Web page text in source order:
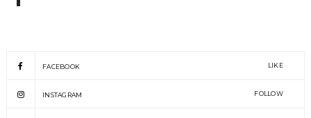
FACEBOOK LIKE
INSTAGRAM FOLLOW